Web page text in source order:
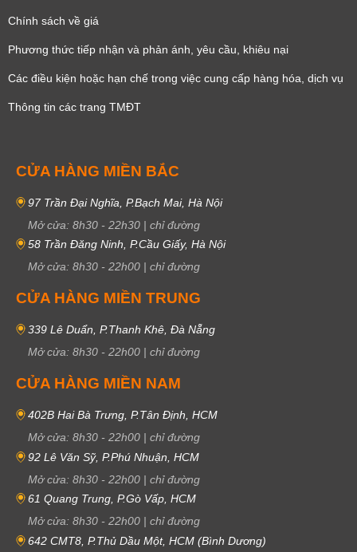
Chính sách về giá
Phương thức tiếp nhận và phản ánh, yêu cầu, khiêu nại
Các điều kiện hoặc hạn chế trong việc cung cấp hàng hóa, dịch vụ
Thông tin các trang TMĐT
CỬA HÀNG MIỀN BẮC
97 Trần Đại Nghĩa, P.Bạch Mai, Hà Nội
Mở cửa: 8h30 - 22h30 | chỉ đường
58 Trần Đăng Ninh, P.Cầu Giấy, Hà Nội
Mở cửa: 8h30 - 22h00 | chỉ đường
CỬA HÀNG MIỀN TRUNG
339 Lê Duẩn, P.Thanh Khê, Đà Nẵng
Mở cửa: 8h30 - 22h00 | chỉ đường
CỬA HÀNG MIỀN NAM
402B Hai Bà Trưng, P.Tân Định, HCM
Mở cửa: 8h30 - 22h00 | chỉ đường
92 Lê Văn Sỹ, P.Phú Nhuận, HCM
Mở cửa: 8h30 - 22h00 | chỉ đường
61 Quang Trung, P.Gò Vấp, HCM
Mở cửa: 8h30 - 22h00 | chỉ đường
642 CMT8, P.Thủ Dầu Một, HCM (Bình Dương)